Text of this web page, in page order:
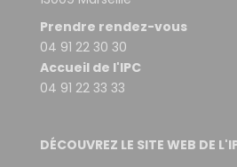
Prendre rendez-vous
04 91 22 30 30
Accueil de l'IPC
04 91 22 33 33
DÉCOUVREZ LE SITE WEB DE